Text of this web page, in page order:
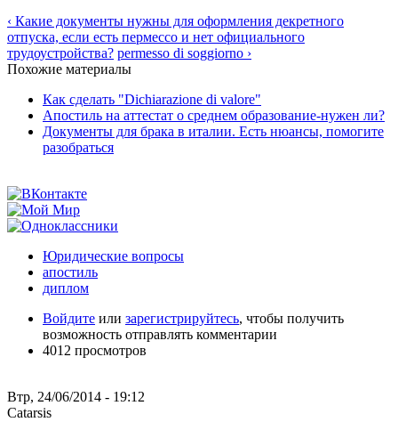
‹ Какие документы нужны для оформления декретного
отпуска, если есть пермессо и нет официального
трудоустройства? permesso di soggiorno ›
Похожие материалы
Как сделать "Dichiarazione di valore"
Апостиль на аттестат о среднем образование-нужен ли?
Документы для брака в италии. Есть нюансы, помогите
разобраться
Юридические вопросы
апостиль
диплом
Войдите или зарегистрируйтесь, чтобы получить
возможность отправлять комментарии
4012 просмотров
Втр, 24/06/2014 - 19:12
Catarsis